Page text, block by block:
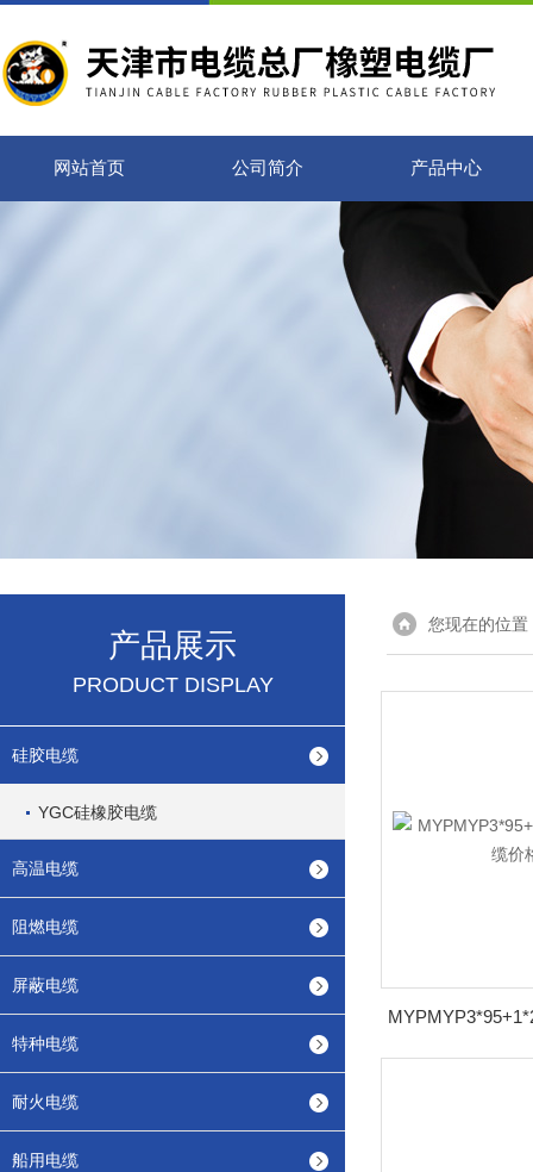
网站首页 公司简介 产品中心
产品展示
PRODUCT DISPLAY
硅胶电缆
YGC硅橡胶电缆
高温电缆
阻燃电缆
屏蔽电缆
特种电缆
耐火电缆
船用电缆
您现在的位置